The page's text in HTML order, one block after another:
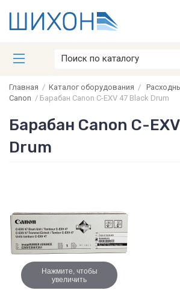
Главная / Каталог оборудования /
Canon / Барабан Canon C-EXV 47 Black Drum
Барабан Canon C-
Drum
Нажмите, чтобы
увеличить